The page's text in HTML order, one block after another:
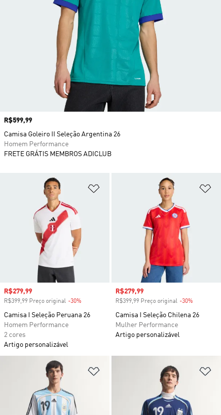
Adicionar à Lista de Desejos
Preço com desconto
R$279,99
R$399,99 Preço original -30%
Camisa I Seleção Peruana 26
Homem Performance
2 cores
Artigo personalizável
Preço com desconto
R$279,99
R$399,99 Preço original -30%
Camisa I Seleção Chilena 26
Mulher Performance
Artigo personalizável
Adicionar à Lista de Desejos
Preço
R$599,99
Camisa Goleiro II Seleção Argentina 26
Homem Performance
FRETE GRÁTIS MEMBROS ADICLUB